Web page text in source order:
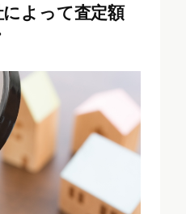
よって査定額